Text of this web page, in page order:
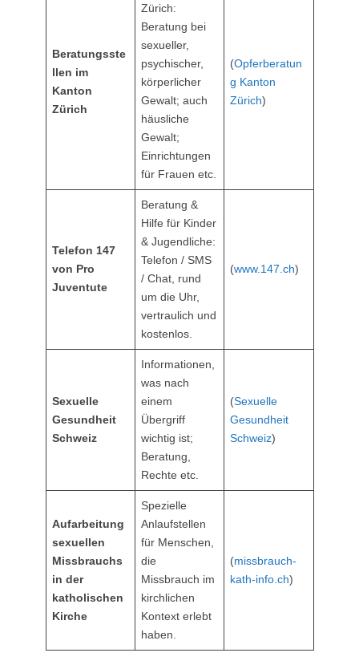
Beratungsste
llen im
Kanton
Zürich
Zürich:
Beratung bei
sexueller,
psychischer,
körperlicher
Gewalt; auch
häusliche
Gewalt;
Einrichtungen
für Frauen etc.
(Opferberatun
g Kanton
Zürich)
Telefon 147
von Pro
Juventute
Beratung &
Hilfe für Kinder
& Jugendliche:
Telefon / SMS
/ Chat, rund
um die Uhr,
vertraulich und
kostenlos.
(www.147.ch)
Sexuelle
Gesundheit
Schweiz
Informationen,
was nach
einem
Übergriff
wichtig ist;
Beratung,
Rechte etc.
(Sexuelle
Gesundheit
Schweiz)
Aufarbeitung
sexuellen
Missbrauchs
in der
katholischen
Kirche
Spezielle
Anlaufstellen
für Menschen,
die
Missbrauch im
kirchlichen
Kontext erlebt
haben.
(missbrauch-
kath-info.ch)